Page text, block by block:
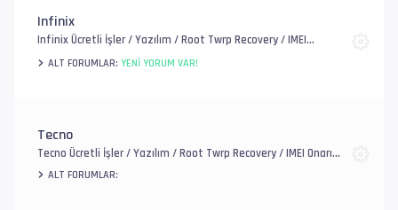
Infinix
Infinix Ücretli İşler / Yazılım / Root Twrp Recovery / IMEI
Onarım / EFS, FRP ve Account / Genel Donanım Sorunlar
ALT FORUMLAR: YENI YORUM VAR!
Tecno
Tecno Ücretli İşler / Yazılım / Root Twrp Recovery / IMEI Onarım
/ EFS, FRP ve Account / Genel Donanım Sorunlar
ALT FORUMLAR: